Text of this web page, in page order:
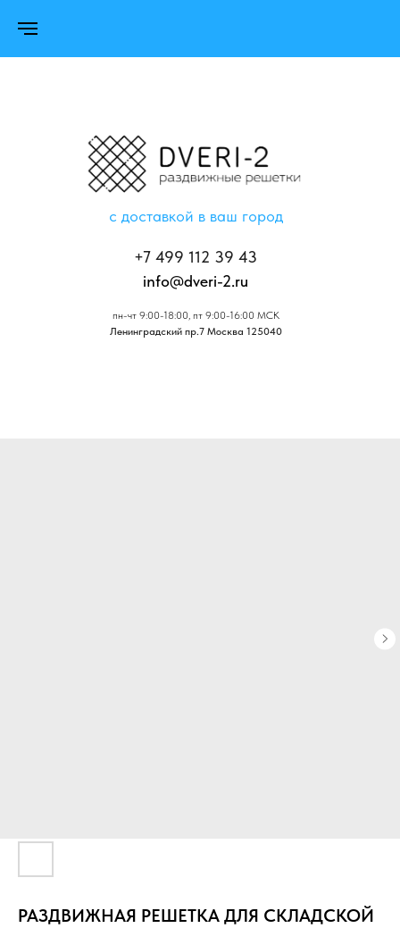
с доставкой в ваш город
+7 499 112 39 43
info@dveri-2.ru
пн-чт 9:00-18:00, пт 9:00-16:00 МСК
Ленинградский пр.7 Москва 125040
РАЗДВИЖНАЯ РЕШЕТКА ДЛЯ СКЛАДСКОЙ